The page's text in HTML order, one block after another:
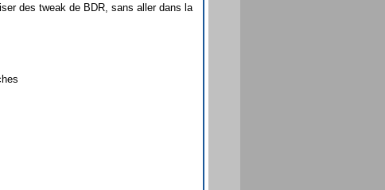
des tweak de BDR, sans aller dans la